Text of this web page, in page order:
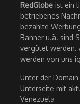
RedGlobe ist ein
betriebenes
bezahlte
Banner u.ä. sind
vergütet werden.
werden von uns
Unter der Domain
Unterseite mit
Venezuela